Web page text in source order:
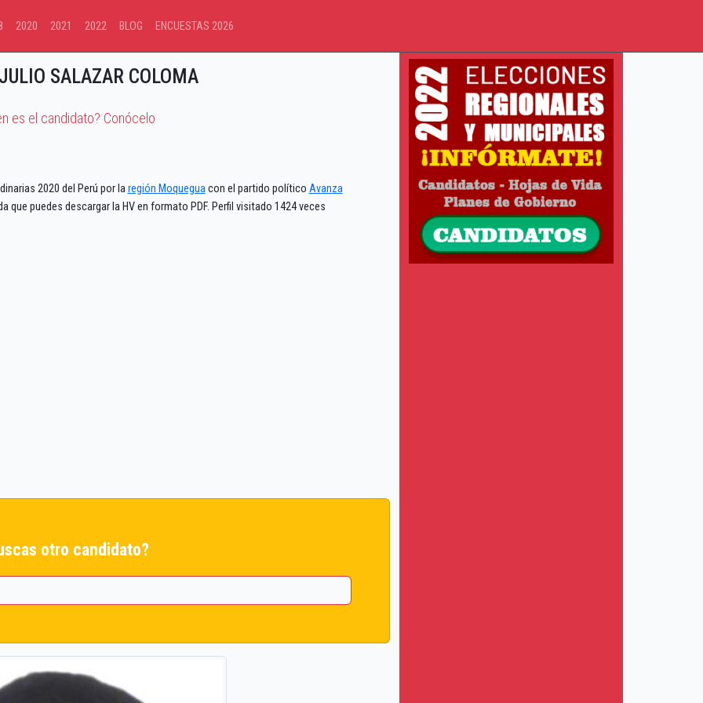
2020 2021 2022 BLOG ENCUESTAS 2026
SALAZAR COLOMA
es el candidato? Conócelo
2020 del Perú por laregión Moqueguacon el partido político Avanza
que puedes descargar la HV en formato PDF. Perfil visitado 1424 veces
otro candidato?